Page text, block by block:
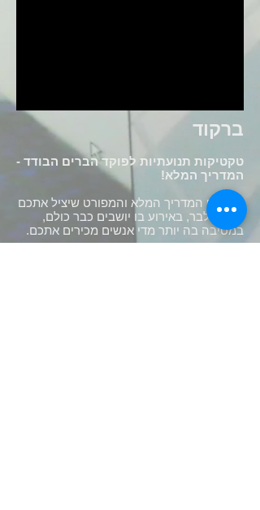
ברקוד
טקטיקות תנועתיות לפוקד הברים הבודד -
המדריך המלא​!
סופסוף המדריך המלא והמפורט שיציל אתכם
בפתח לבר, באירוע בו יושבים כבר כולם,
במסיבה בה יותר מדי אנשים מכירים אתכם.